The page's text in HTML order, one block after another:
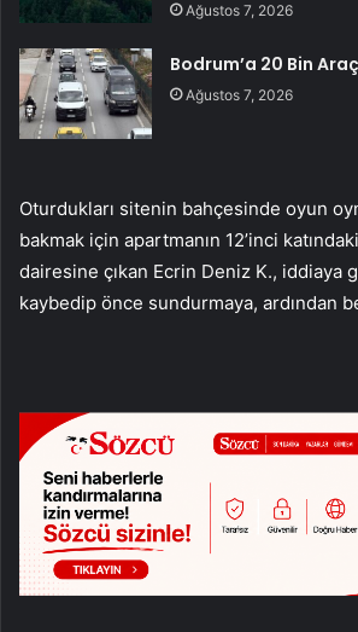
Ağustos 7, 2026
Bodrum’a 20 Bin
Ağustos 7, 2026
Oturdukları sitenin bahçesinde oyun
bakmak için apartmanın 12’inci
dairesine çıkan Ecrin Deniz K., iddiaya
kaybedip önce sundurmaya, ardından